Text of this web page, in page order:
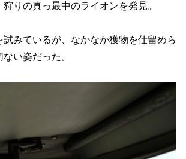
りの真っ最中のライオンを発見。
みているが、なかなか獲物を仕留めら
い姿だった。